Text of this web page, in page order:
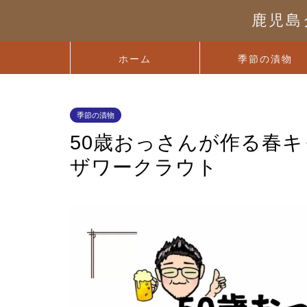
鹿児
ホーム 季節の漬物
季節の漬物
50歳おっさんが作る春
ザワークラウト